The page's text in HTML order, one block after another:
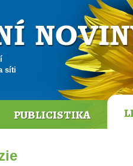
síti
PUBLICISTIKA